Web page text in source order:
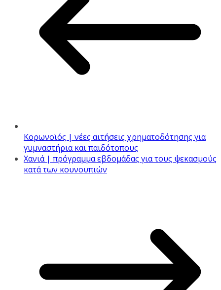
Κορωνοϊός | νέες αιτήσεις χρηματοδότησης για
γυμναστήρια και παιδότοπους
Χανιά | πρόγραμμα εβδομάδας για τους ψεκασμούς
κατά των κουνουπιών